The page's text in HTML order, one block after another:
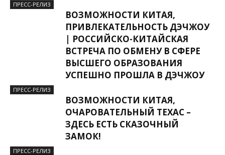
ПРЕСС-РЕЛИЗ
ВОЗМОЖНОСТИ КИТАЯ,
ПРИВЛЕКАТЕЛЬНОСТЬ ДЭЧЖОУ
| РОССИЙСКО-КИТАЙСКАЯ
ВСТРЕЧА ПО ОБМЕНУ В СФЕРЕ
ВЫСШЕГО ОБРАЗОВАНИЯ
УСПЕШНО ПРОШЛА В ДЭЧЖОУ
ПРЕСС-РЕЛИЗ
ВОЗМОЖНОСТИ КИТАЯ,
ОЧАРОВАТЕЛЬНЫЙ ТЕХАС –
ЗДЕСЬ ЕСТЬ СКАЗОЧНЫЙ
ЗАМОК!
ПРЕСС-РЕЛИЗ